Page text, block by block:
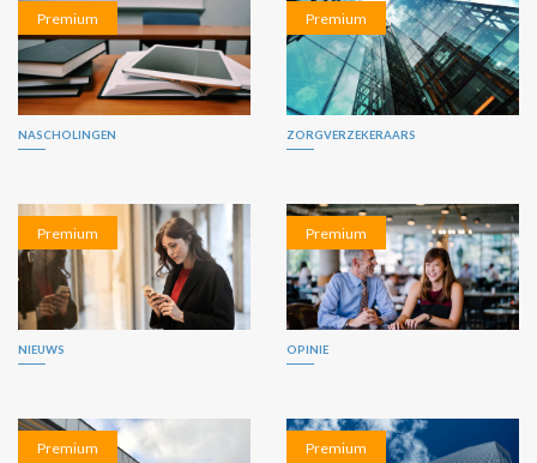
Premium
NASCHOLINGEN
Premium
ZORGVERZEKERAARS
Premium
NIEUWS
Premium
OPINIE
Premium Premium